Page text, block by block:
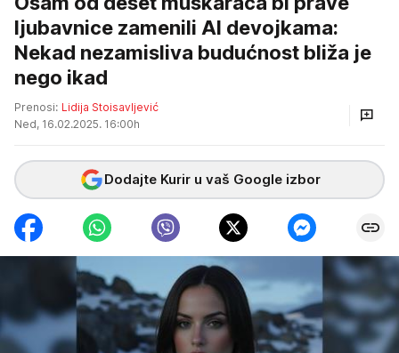
ljubavnice zamenili AI devojkama:
Nekad nezamisliva budućnost bliža je
nego ikad
Prenosi: Lidija Stoisavljević
Ned, 16.02.2025. 16:00h
Dodajte Kurir u vaš Google izbor